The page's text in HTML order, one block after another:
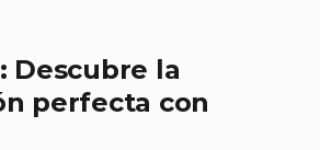
Descubre la
perfecta con